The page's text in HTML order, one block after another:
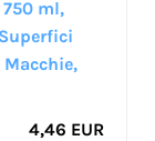
750 ml,
4,46 EUR